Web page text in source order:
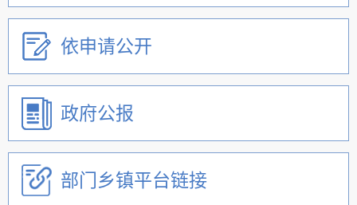
依申请公开
政府公报
部门乡镇平台链接